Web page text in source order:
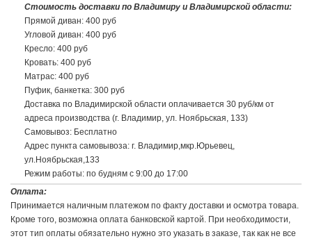
Стоимость доставки по Владимиру и Владимирской области:
Прямой диван: 400 руб
Угловой диван: 400 руб
Кресло: 400 руб
Кровать: 400 руб
Матрас: 400 руб
Пуфик, банкетка: 300 руб
Доставка по Владимирской области оплачивается 30 руб/км от
адреса производства (г. Владимир, ул. Ноябрьская, 133)
Самовывоз: Бесплатно
Адрес пункта самовывоза: г. Владимир,мкр.Юрьевец,
ул.Ноябрьская,133
Режим работы: по будням с 9:00 до 17:00
Доставка до транспортной компании:
Доставка до транспортной компании, при наличии филиала в г.
Доставка до транспортной компании, филиал в г. Москва: по тарифу
Оплата:
Принимается наличным платежом по факту доставки и осмотра товара.
Кроме того, возможна оплата банковской картой. При необходимости,
этот тип оплаты обязательно нужно это указать в заказе, так как не все